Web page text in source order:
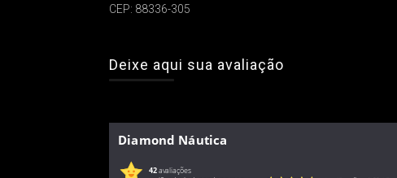
CEP: 88336-305
Deixe aqui sua avaliação
Diamond Náutica
42avaliações